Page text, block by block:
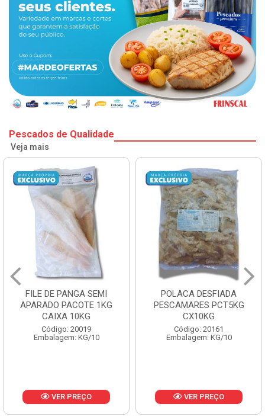
Pescados de Qualidade
Veja mais
FILE DE PANGA SEMI
APARADO PACOTE 1KG
CAIXA 10KG
Código: 20019
Embalagem: KG/10
VER PREÇO
POLACA DESFIADA
PESCAMARES PCT5KG
CX10KG
Código: 20161
Embalagem: KG/10
VER PREÇO